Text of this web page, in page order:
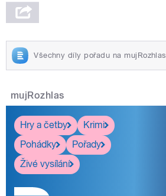
Všechny díly pořadu na mujRozhlas
mujRozhlas
Hry a četby
Krimi
Pohádky
Pořady
Živé vysílání